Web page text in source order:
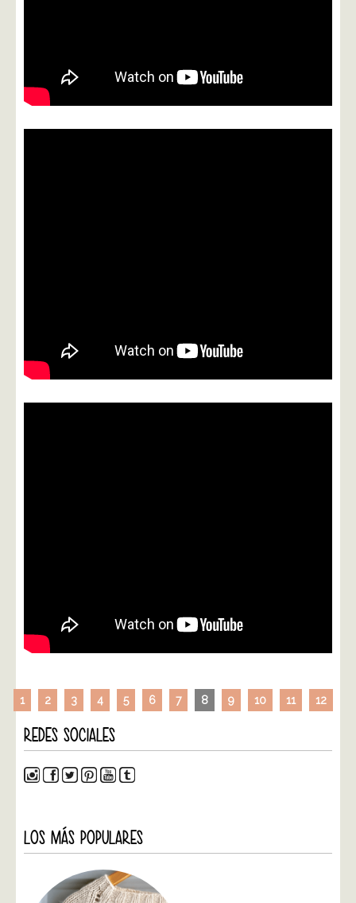
1 2 3 4 5 6 7 8 9 10 11 12
REDES SOCIALES
LOS MÁS POPULARES